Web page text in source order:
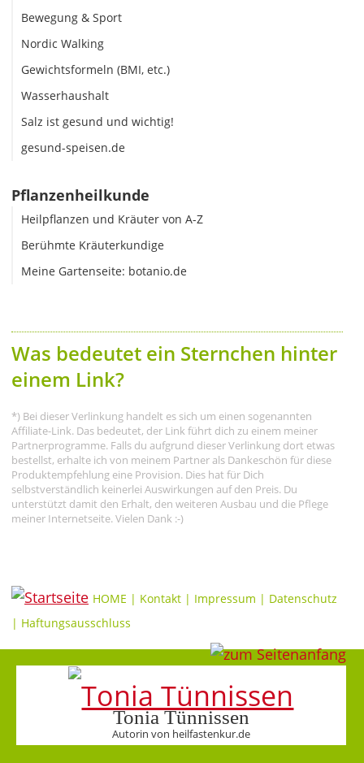
Bewegung & Sport
Nordic Walking
Gewichtsformeln (BMI, etc.)
Wasserhaushalt
Salz ist gesund und wichtig!
gesund-speisen.de
Pflanzenheilkunde
Heilpflanzen und Kräuter von A-Z
Berühmte Kräuterkundige
Meine Gartenseite: botanio.de
Was bedeutet ein Sternchen hinter
einem Link?
*) Bei dieser Verlinkung handelt es sich um einen sogenannten
Affiliate-Link. Das bedeutet, der Link führt dich zu einem meiner
Partnerprogramme. Falls du aufgrund dieser Verlinkung dort etwas
bestellst, erhalte ich von meinem Partner als Dankeschön für diese
Produktempfehlung eine Provision. Dies hat für Dich
selbstverständlich keinerlei Auswirkungen auf den Preis. Du
unterstützt damit den Erhalt, den weiteren Ausbau und die Pflege
meiner Internetseite. Vielen Dank :-)
HOME | Kontakt | Impressum | Datenschutz
| Haftungsausschluss
Tonia Tünnissen
Autorin von heilfastenkur.de